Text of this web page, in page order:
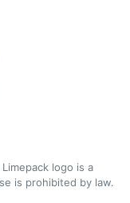
logo is a
is prohibited by law.